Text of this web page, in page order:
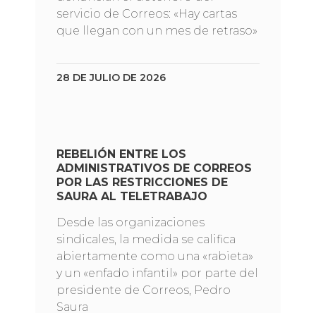
servicio de Correos: «Hay cartas
que llegan con un mes de retraso»
28 DE JULIO DE 2026
REBELIÓN ENTRE LOS
ADMINISTRATIVOS DE CORREOS
POR LAS RESTRICCIONES DE
SAURA AL TELETRABAJO
Desde las organizaciones
sindicales, la medida se califica
abiertamente como una «rabieta»
y un «enfado infantil» por parte del
presidente de Correos, Pedro
Saura